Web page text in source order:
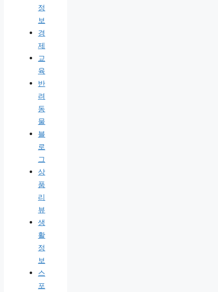
정
보
경
제
교
육
반
려
동
물
블
로
그
상
품
리
뷰
생
활
정
보
스
포